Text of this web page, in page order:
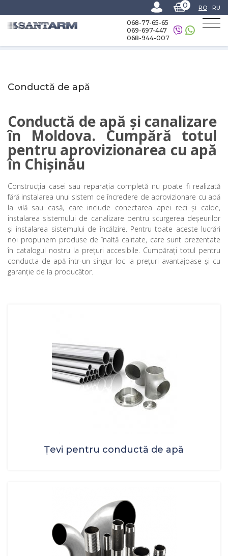
0 RO RU
068-77-65-65
069-697-447
068-944-007
Conductă de apă
Conductă de apă şi canalizare
în Moldova. Cumpără totul
pentru aprovizionarea cu apă
în Chişinău
Construcţia casei sau reparaţia completă nu poate fi realizată
fără instalarea unui sistem de încredere de aprovizionare cu apă
la vilă sau casă, care include conectarea apei reci şi calde,
instalarea sistemului de canalizare pentru scurgerea deşeurilor
şi instalarea sistemului de încălzire. Pentru toate aceste lucrări
noi propunem produse de înaltă calitate, care sunt prezentate
în catalogul nostru la preţuri accesibile. Cumpăraţi totul pentru
conducta de apă într-un singur loc la preţuri avantajoase şi cu
garanţie de la producător.
Țevi pentru conductă de apă